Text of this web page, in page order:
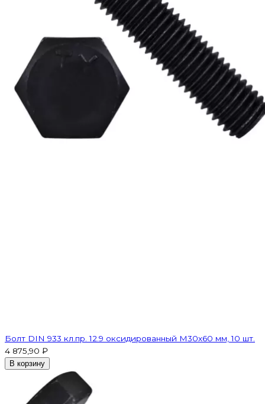
Болт DIN 933 кл.пр. 12.9 оксидированный M30х60 мм, 10 шт.
4 875,90 ₽
В корзину